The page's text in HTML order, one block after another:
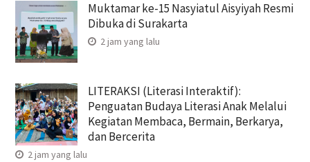
Muktamar ke-15 Nasyiatul Aisyiyah Resmi
Dibuka di Surakarta
2 jam yang lalu
LITERAKSI (Literasi Interaktif):
Penguatan Budaya Literasi Anak Melalui
Kegiatan Membaca, Bermain, Berkarya,
dan Bercerita
2 jam yang lalu